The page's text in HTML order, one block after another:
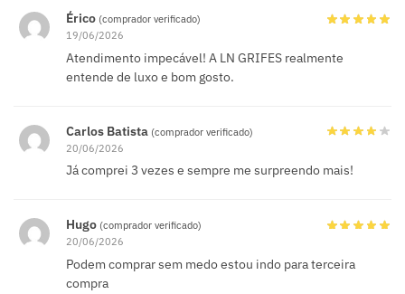
Érico (comprador verificado)
19/06/2026
Atendimento impecável! A LN GRIFES realmente
entende de luxo e bom gosto.
Carlos Batista (comprador verificado)
20/06/2026
Já comprei 3 vezes e sempre me surpreendo mais!
Hugo (comprador verificado)
20/06/2026
Podem comprar sem medo estou indo para terceira
compra